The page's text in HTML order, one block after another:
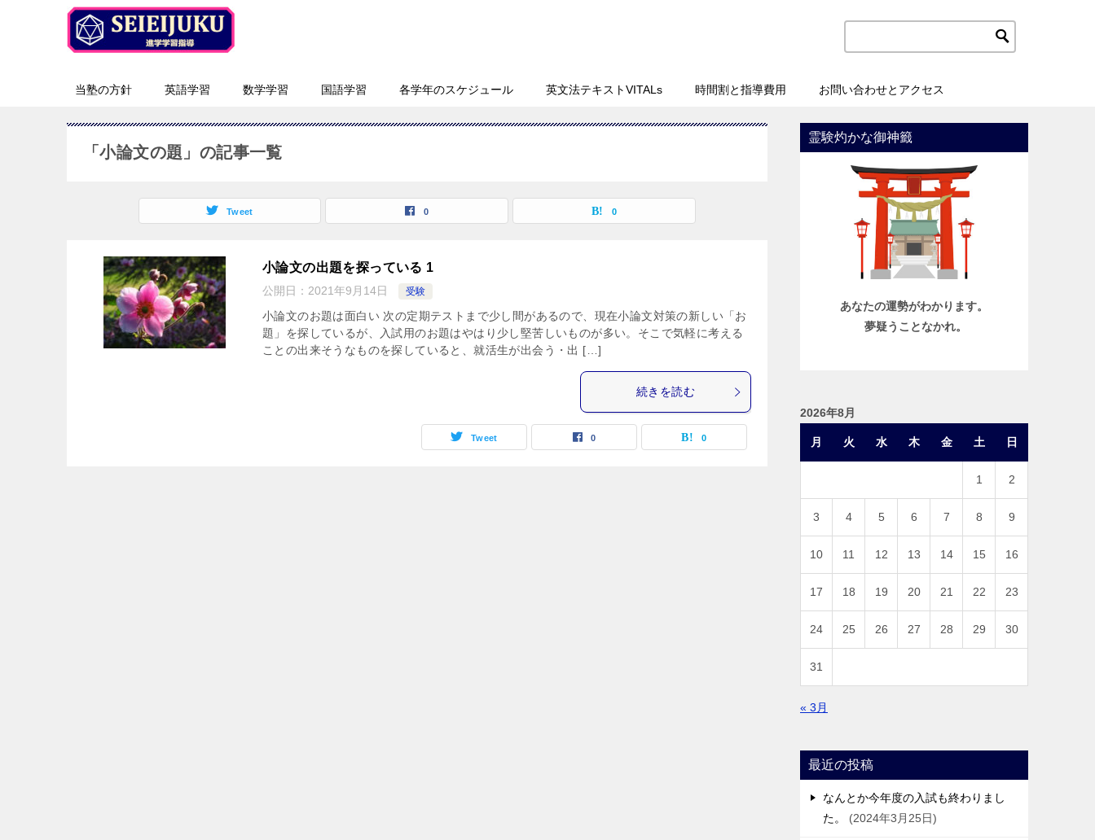
当塾の方針 英語学習 数学学習 国語学習 各学年のスケジュール 英文法テキストVITALs 時間割と指導費用 お問い合わせとアクセス
「小論文の題」の記事一覧
Tweet 0 0
小論文の出題を探っている 1
公開日： 2021年9月14日 受験
小論文のお題は面白い 次の定期テストまで少し間があるので、現在小論文対策の新しい「お
題」を探しているが、入試用のお題はやはり少し堅苦しいものが多い。そこで気軽に考える
ことの出来そうなものを探していると、就活生が出会う・出 […]
続きを読む
Tweet 0 0
霊験灼かな御神籤
あなたの運勢がわかります。
夢疑うことなかれ。
2026年8月
月 火 水 木 金 土 日
1 2
3 4 5 6 7 8 9
10 11 12 13 14 15 16
17 18 19 20 21 22 23
24 25 26 27 28 29 30
31
« 3月
最近の投稿
なんとか今年度の入試も終わりまし
た。
2024年3月25日